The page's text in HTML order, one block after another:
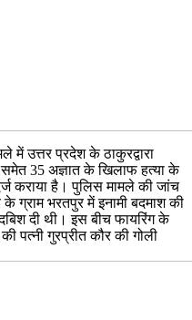
में उत्तर प्रदेश के ठाकुरद्वारा
समेत 35 अज्ञात के खिलाफ हत्या के
कराया है। पुलिस मामले की जांच
ग्राम भरतपुर में इनामी बदमाश की
दी थी। इस बीच फायरिंग के
पत्नी गुरप्रीत कौर की गोली